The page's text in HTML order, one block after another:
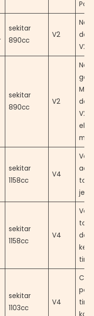
sekitar
890cc
V2
V2
sekitar
890cc
V2
New
V2
sekitar
1158cc
V4
sekitar
1158cc
V4
sekitar
1103cc
V4